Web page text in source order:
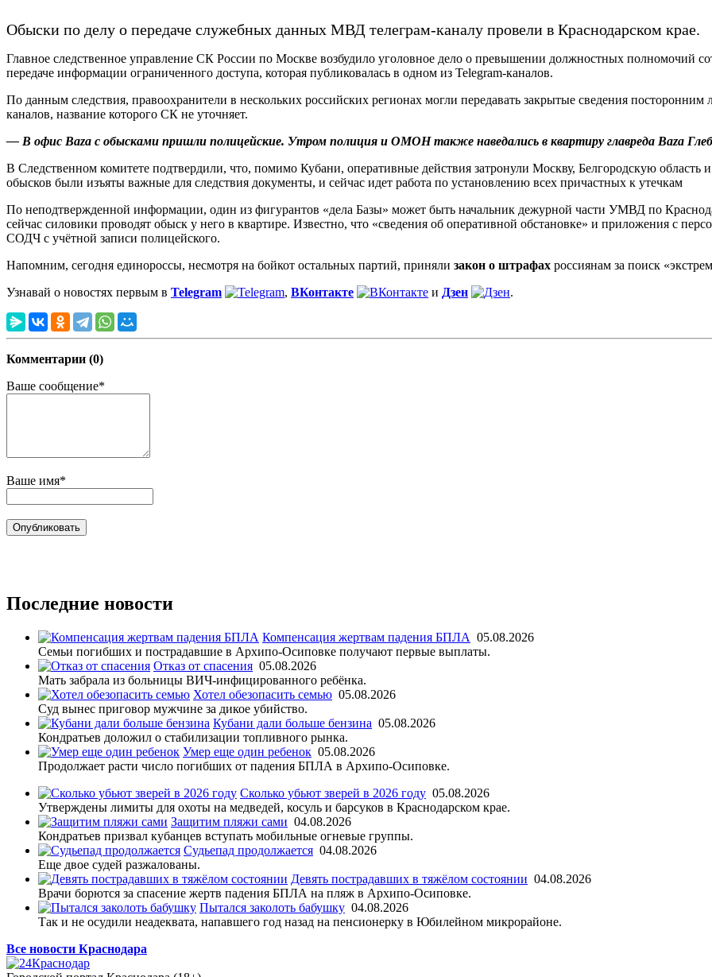
Обыски по делу о передаче служебных данных МВД телеграм-каналу провели в Краснодарском крае.
Главное следственное управление СК России по Москве возбудило уголовное дело о превышении должностных полномочий
передаче информации ограниченного доступа, которая публиковалась в одном из Telegram-каналов.
По данным следствия, правоохранители в нескольких российских регионах могли передавать закрытые сведения
каналов, название которого СК не уточняет.
— В офис Baza с обысками пришли полицейские. Утром полиция и ОМОН также наведались в квартиру главреда Baza
В Следственном комитете подтвердили, что, помимо Кубани, оперативные действия затронули Москву, Белгородскую область
обысков были изъяты важные для следствия документы, и сейчас идет работа по установлению всех причастных к утечкам
По неподтвержденной информации, один из фигурантов «дела Базы» может быть начальник дежурной части УМВД по
сейчас силовики проводят обыск у него в квартире. Известно, что «сведения об оперативной обстановке» и приложения с
СОДЧ с учётной записи полицейского.
Напомним, сегодня единороссы, несмотря на бойкот остальных партий, приняли закон о штрафах россиянам за поиск
Узнавай о новостях первым в Telegram , ВКонтакте и Дзен .
Комментарии (0)
Ваше сообщение*
Ваше имя*
Последние новости
Компенсация жертвам падения БПЛА 05.08.2026
Семьи погибших и пострадавшие в Архипо-Осиповке получают первые выплаты.
Отказ от спасения 05.08.2026
Мать забрала из больницы ВИЧ-инфицированного ребёнка.
Хотел обезопасить семью 05.08.2026
Суд вынес приговор мужчине за дикое убийство.
Кубани дали больше бензина 05.08.2026
Кондратьев доложил о стабилизации топливного рынка.
Умер еще один ребенок 05.08.2026
Продолжает расти число погибших от падения БПЛА в Архипо-Осиповке.
Сколько убьют зверей в 2026 году 05.08.2026
Утверждены лимиты для охоты на медведей, косуль и барсуков в Краснодарском крае.
Защитим пляжи сами 04.08.2026
Кондратьев призвал кубанцев вступать мобильные огневые группы.
Судьепад продолжается 04.08.2026
Еще двое судей разжалованы.
Девять пострадавших в тяжёлом состоянии 04.08.2026
Врачи борются за спасение жертв падения БПЛА на пляж в Архипо-Осиповке.
Пытался заколоть бабушку 04.08.2026
Так и не осудили неадеквата, напавшего год назад на пенсионерку в Юбилейном микрорайоне.
Все новости Краснодара